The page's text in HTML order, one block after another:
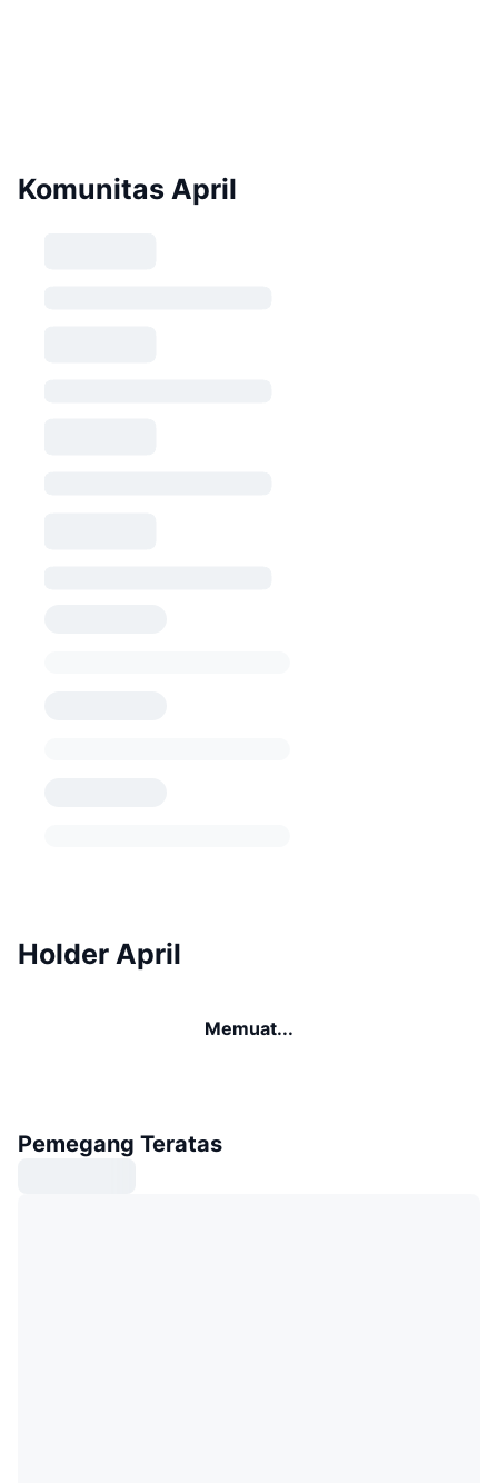
Komunitas April
Holder April
Memuat...
Pemegang Teratas